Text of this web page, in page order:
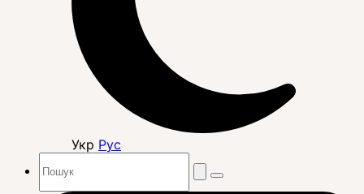
Укр Рус